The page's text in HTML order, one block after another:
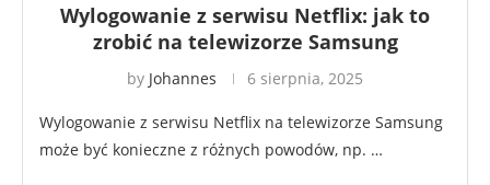
Wylogowanie z serwisu Netflix: jak to
zrobić na telewizorze Samsung
by Johannes 6 sierpnia, 2025
Wylogowanie z serwisu Netflix na telewizorze Samsung
może być konieczne z różnych powodów, np. …